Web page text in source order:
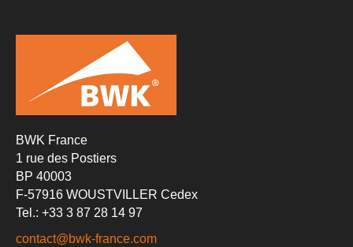
BWK France
1 rue des Postiers
BP 40003
F-57916 WOUSTVILLER Cedex
Tel.: +33 3 87 28 14 97
contact@bwk-france.com